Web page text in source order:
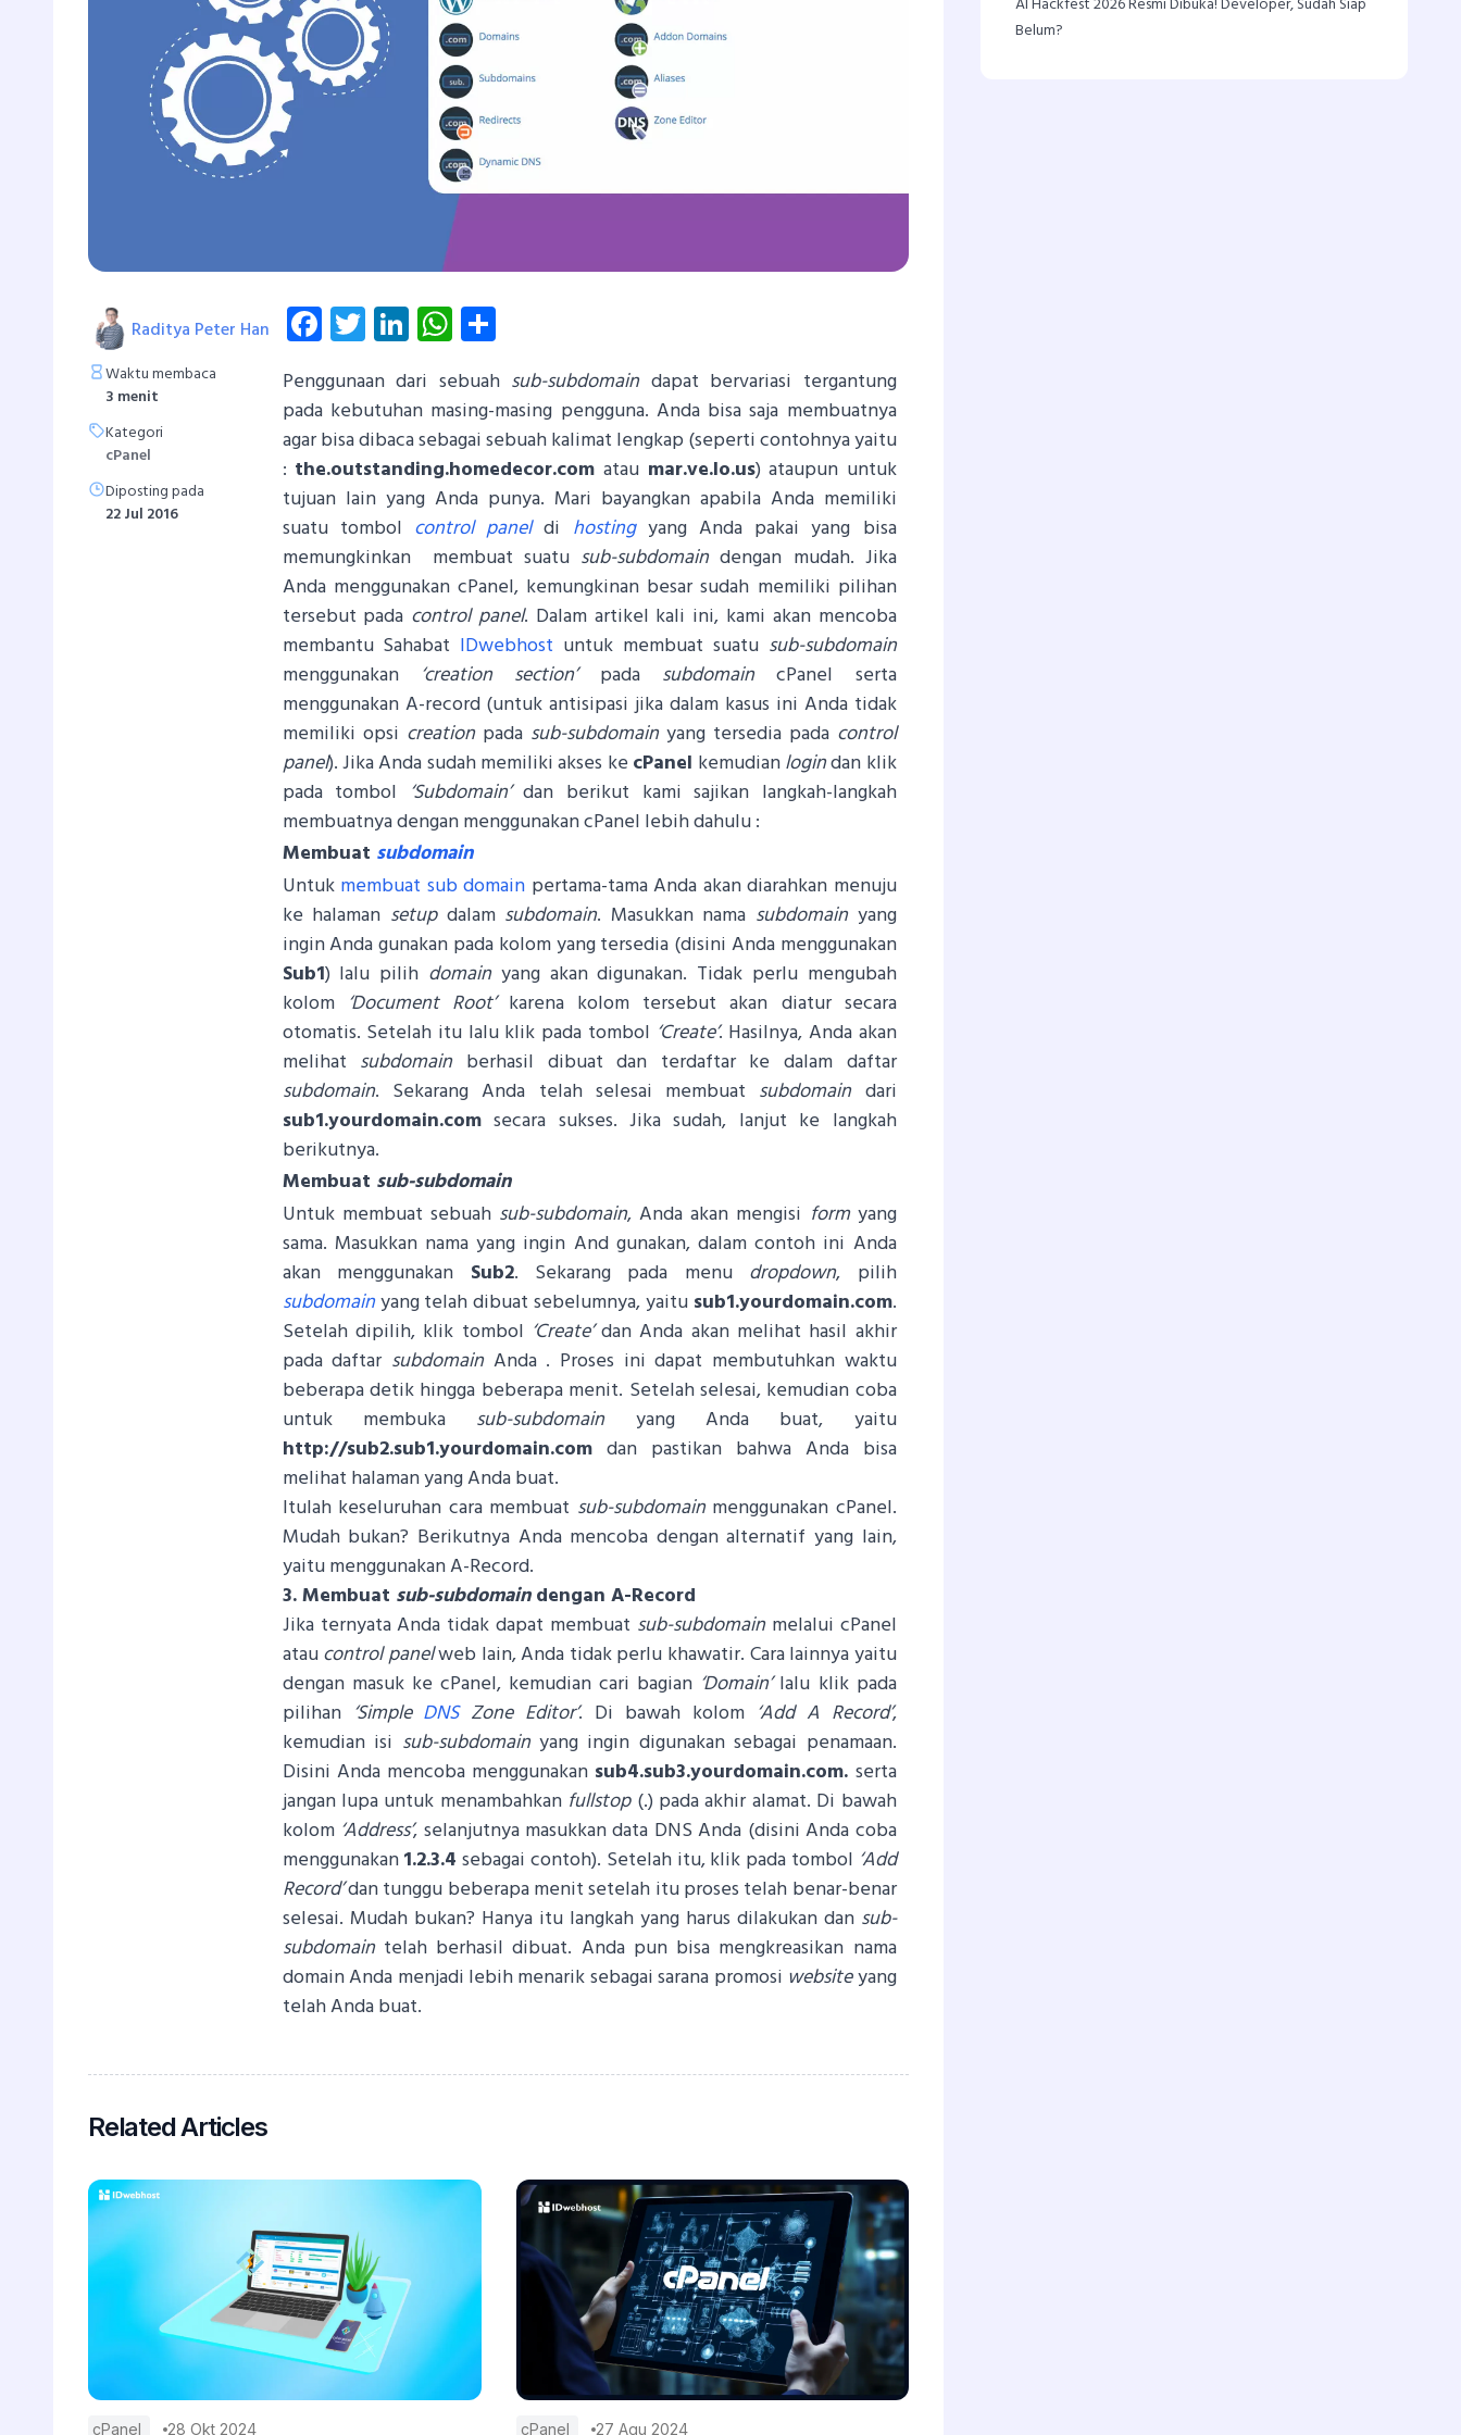
Raditya Peter Han
Waktu membaca
3 menit
Kategori
cPanel
Diposting pada
22 Jul 2016
Facebook
Twitter
LinkedIn
WhatsApp
Share
Penggunaan dari sebuah sub-subdomaindapat bervariasi tergantung
pada kebutuhan masing-masing pengguna. Anda bisa saja membuatnya
agar bisa dibaca sebagai sebuah kalimat lengkap (seperti contohnya yaitu
: the.outstanding.homedecor.comatau mar.ve.lo.us) ataupun untuk
tujuan lain yang Anda punya. Mari bayangkan apabila Anda memiliki
suatu tombol control paneldi hosting yang Anda pakai yang bisa
memungkinkan membuat suatu sub-subdomaindengan mudah. Jika
Anda menggunakan cPanel, kemungkinan besar sudah memiliki pilihan
tersebut pada control panel. Dalam artikel kali ini, kami akan mencoba
membantu Sahabat IDwebhost untuk membuat suatu sub-subdomain
menggunakan ‘creation section’pada subdomaincPanel serta
menggunakan A-record (untuk antisipasi jika dalam kasus ini Anda tidak
memiliki opsi creationpada sub-subdomainyang tersedia pada control
panel). Jika Anda sudah memiliki akses ke cPanel kemudianlogindan klik
pada tombol ‘Subdomain’dan berikut kami sajikan langkah-langkah
membuatnya dengan menggunakan cPanel lebih dahulu :
Membuat subdomain
Untuk membuat sub domain pertama-tama Anda akan diarahkan menuju
ke halaman setupdalam subdomain. Masukkan nama subdomainyang
ingin Anda gunakan pada kolom yang tersedia (disini Anda menggunakan
Sub1) lalu pilih domainyang akan digunakan. Tidak perlu mengubah
kolom ‘Document Root’karena kolom tersebut akan diatur secara
otomatis. Setelah itu lalu klik pada tombol ‘Create’. Hasilnya, Anda akan
melihat subdomainberhasil dibuat dan terdaftar ke dalam daftar
subdomain. Sekarang Anda telah selesai membuat subdomaindari
sub1.yourdomain.comsecara sukses. Jika sudah, lanjut ke langkah
berikutnya.
Membuat sub-subdomain
Untuk membuat sebuah sub-subdomain, Anda akan mengisi formyang
sama. Masukkan nama yang ingin And gunakan, dalam contoh ini Anda
akan menggunakan Sub2. Sekarang pada menu dropdown, pilih
subdomainyang telah dibuat sebelumnya, yaitu sub1.yourdomain.com.
Setelah dipilih, klik tombol ‘Create’dan Anda akan melihat hasil akhir
pada daftar subdomainAnda . Proses ini dapat membutuhkan waktu
beberapa detik hingga beberapa menit. Setelah selesai, kemudian coba
untuk membuka sub-subdomainyang Anda buat, yaitu
http://sub2.sub1.yourdomain.comdan pastikan bahwa Anda bisa
melihat halaman yang Anda buat.
Itulah keseluruhan cara membuat sub-subdomainmenggunakan cPanel.
Mudah bukan? Berikutnya Anda mencoba dengan alternatif yang lain,
yaitu menggunakan A-Record.
3. Membuat sub-subdomaindengan A-Record
Jika ternyata Anda tidak dapat membuat sub-subdomainmelalui cPanel
ataucontrol panelweb lain, Anda tidak perlu khawatir. Cara lainnya yaitu
dengan masuk ke cPanel, kemudian cari bagian ‘Domain’lalu klik pada
pilihan ‘Simple DNSZone Editor’. Di bawah kolom ‘Add A Record’,
kemudian isi sub-subdomainyang ingin digunakan sebagai penamaan.
Disini Anda mencoba menggunakan sub4.sub3.yourdomain.com. serta
jangan lupa untuk menambahkan fullstop(.) pada akhir alamat. Di bawah
kolom ‘Address’, selanjutnya masukkan data DNS Anda (disini Anda coba
menggunakan1.2.3.4 sebagai contoh). Setelah itu, klik pada tombol ‘Add
Record’dan tunggu beberapa menit setelah itu proses telah benar-benar
selesai. Mudah bukan? Hanya itu langkah yang harus dilakukan dan sub-
subdomaintelah berhasil dibuat. Anda pun bisa mengkreasikan nama
domain Anda menjadi lebih menarik sebagai sarana promosi websiteyang
telah Anda buat.
Related Articles
cPanel 28 Okt 2024 cPanel 27 Agu 2024
Belum?